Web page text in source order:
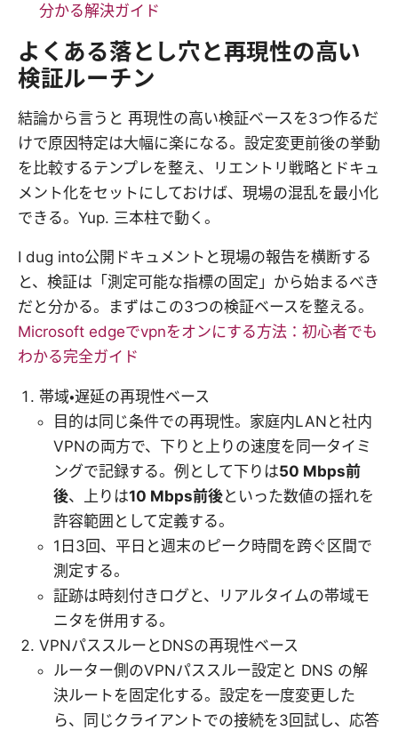
分かる解決ガイド
よくある落とし穴と再現性の高い
検証ルーチン
結論から言うと 再現性の高い検証ベースを3つ作るだ
けで原因特定は大幅に楽になる。設定変更前後の挙動
を比較するテンプレを整え、リエントリ戦略とドキュ
メント化をセットにしておけば、現場の混乱を最小化
できる。Yup. 三本柱で動く。
I dug into公開ドキュメントと現場の報告を横断する
と、検証は「測定可能な指標の固定」から始まるべき
だと分かる。まずはこの3つの検証ベースを整える。
Microsoft edgeでvpnをオンにする方法：初心者でも
わかる完全ガイド
帯域・遅延の再現性ベース
目的は同じ条件での再現性。家庭内LANと社内
VPNの両方で、下りと上りの速度を同一タイミ
ングで記録する。例として下りは50 Mbps前
後、上りは10 Mbps前後といった数値の揺れを
許容範囲として定義する。
1日3回、平日と週末のピーク時間を跨ぐ区間で
測定する。
証跡は時刻付きログと、リアルタイムの帯域モ
ニタを併用する。
VPNパススルーとDNSの再現性ベース
ルーター側のVPNパススルー設定と DNS の解
決ルートを固定化する。設定を一度変更した
ら、同じクライアントでの接続を3回試し、応答